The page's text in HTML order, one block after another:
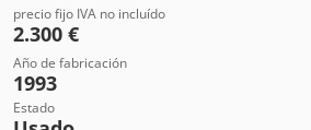
precio fijo IVA no incluído
2.300 €
Año de fabricación
1993
Estado